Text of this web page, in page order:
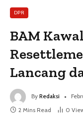
DPR
BAM
Lancang
By Redaksi
2 Mins Read
0